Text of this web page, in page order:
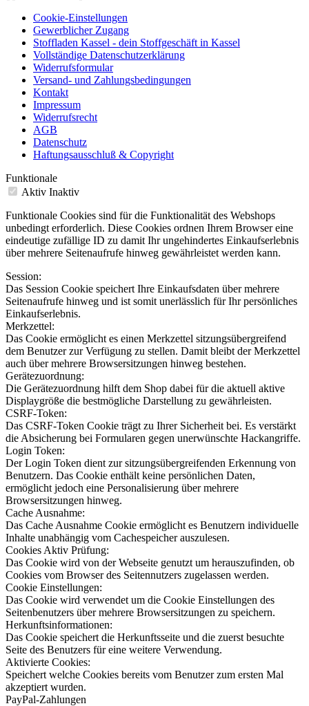
Cookie-Einstellungen
Gewerblicher Zugang
Stoffladen Kassel - dein Stoffgeschäft in Kassel
Vollständige Datenschutzerklärung
Widerrufsformular
Versand- und Zahlungsbedingungen
Kontakt
Impressum
Widerrufsrecht
AGB
Datenschutz
Haftungsausschluß & Copyright
Funktionale
Aktiv Inaktiv
Funktionale Cookies sind für die Funktionalität des Webshops
unbedingt erforderlich. Diese Cookies ordnen Ihrem Browser eine
eindeutige zufällige ID zu damit Ihr ungehindertes Einkaufserlebnis
über mehrere Seitenaufrufe hinweg gewährleistet werden kann.
Session:
Das Session Cookie speichert Ihre Einkaufsdaten über mehrere
Seitenaufrufe hinweg und ist somit unerlässlich für Ihr persönliches
Einkaufserlebnis.
Merkzettel:
Das Cookie ermöglicht es einen Merkzettel sitzungsübergreifend
dem Benutzer zur Verfügung zu stellen. Damit bleibt der Merkzettel
auch über mehrere Browsersitzungen hinweg bestehen.
Gerätezuordnung:
Die Gerätezuordnung hilft dem Shop dabei für die aktuell aktive
Displaygröße die bestmögliche Darstellung zu gewährleisten.
CSRF-Token:
Das CSRF-Token Cookie trägt zu Ihrer Sicherheit bei. Es verstärkt
die Absicherung bei Formularen gegen unerwünschte Hackangriffe.
Login Token:
Der Login Token dient zur sitzungsübergreifenden Erkennung von
Benutzern. Das Cookie enthält keine persönlichen Daten,
ermöglicht jedoch eine Personalisierung über mehrere
Browsersitzungen hinweg.
Cache Ausnahme:
Das Cache Ausnahme Cookie ermöglicht es Benutzern individuelle
Inhalte unabhängig vom Cachespeicher auszulesen.
Cookies Aktiv Prüfung:
Das Cookie wird von der Webseite genutzt um herauszufinden, ob
Cookies vom Browser des Seitennutzers zugelassen werden.
Cookie Einstellungen:
Das Cookie wird verwendet um die Cookie Einstellungen des
Seitenbenutzers über mehrere Browsersitzungen zu speichern.
Herkunftsinformationen:
Das Cookie speichert die Herkunftsseite und die zuerst besuchte
Seite des Benutzers für eine weitere Verwendung.
Aktivierte Cookies:
Speichert welche Cookies bereits vom Benutzer zum ersten Mal
akzeptiert wurden.
PayPal-Zahlungen